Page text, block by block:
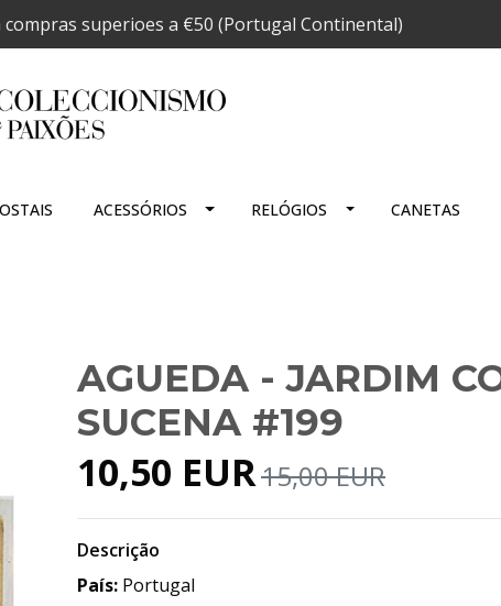
superioes a €50 (Portugal Continental)
ACESSÓRIOS RELÓGIOS CANETAS
AGUEDA - JARDIM
SUCENA #199
10,50 EUR15,00 EUR
Descrição
País: Portugal